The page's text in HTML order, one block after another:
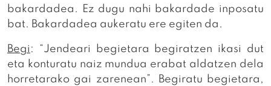
bakardadea. Ez dugu nahi bakardade inposatu
bat. Bakardadea aukeratu ere egiten da.
Begi : “Jendeari begietara begiratzen ikasi dut
eta konturatu naiz mundua erabat aldatzen dela
horretarako gai zarenean”. Begiratu begietara,